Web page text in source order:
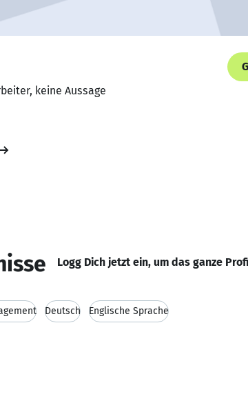
keine Aussage
Logg Dich jetzt ein, um das ganze
Deutsch Englische Sprache